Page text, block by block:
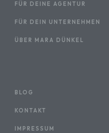
FÜR DEINE AGENTUR
FÜR DEIN UNTERNEHMEN
ÜBER MARA DÜNKEL
BLOG
KONTAKT
IMPRESSUM